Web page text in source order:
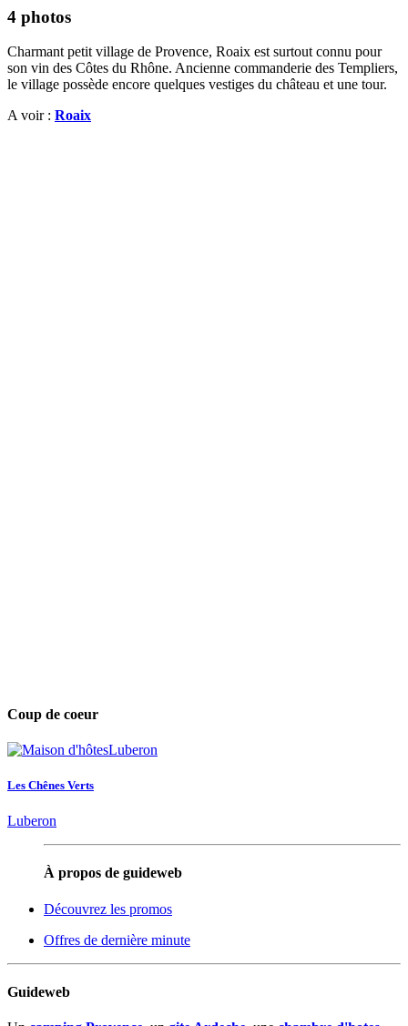
4 photos
Charmant petit village de Provence, Roaix est surtout connu pour
son vin des Côtes du Rhône. Ancienne commanderie des Templiers,
le village possède encore quelques vestiges du château et une tour.
A voir : Roaix
Coup de coeur
Les Chênes Verts
Luberon
À propos de guideweb
Découvrez les promos
Offres de dernière minute
Guideweb